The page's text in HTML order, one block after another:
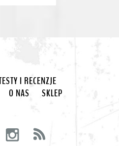
I RECENZJE
O NAS SKLEP